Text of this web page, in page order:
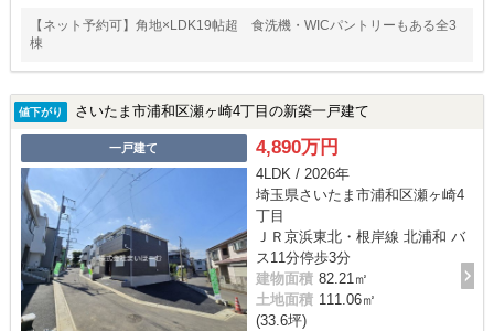
【ネット予約可】角地×LDK19帖超 食洗機・WICパントリーもある全3
棟
値下がり さいたま市浦和区瀬ヶ崎4丁目の新築一戸建て
一戸建て 4,890万円
4LDK / 2026年
埼玉県さいたま市浦和区瀬ヶ崎4
丁目
ＪＲ京浜東北・根岸線 北浦和 バ
ス11分停歩3分
建物面積 82.21㎡
土地面積 111.06㎡
(33.6坪)